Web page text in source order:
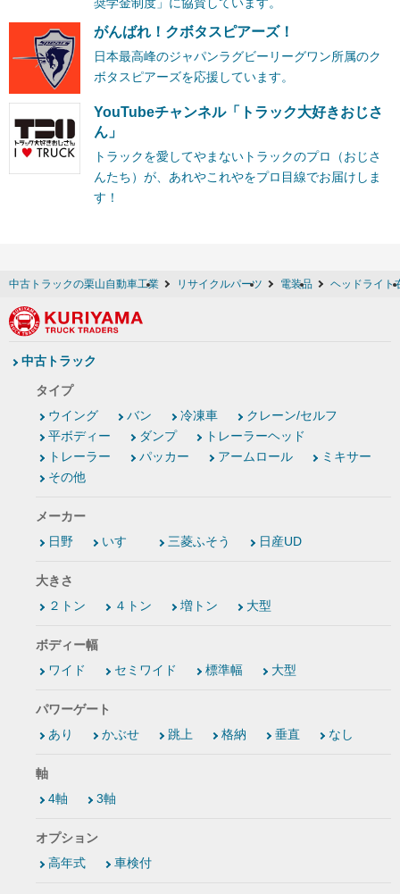
がんばれ！クボタスピアーズ！
日本最高峰のジャパンラグビーリーグワン所属のク
ボタスピアーズを応援しています。
YouTubeチャンネル「トラック大好きおじさ
ん」
トラックを愛してやまないトラックのプロ（おじさ
んたち）が、あれやこれやをプロ目線でお届けしま
す！
中古トラックの栗山自動車工業 リサイクルパーツ 電装品 ヘッドライト
中古トラック
タイプ
ウイング
バン 冷凍車
クレーン/セルフ
平ボディー
ダンプ
トレーラーヘッド
トレーラー
パッカー アームロール
ミキサー
その他
メーカー
日野
いすゞ 三菱ふそう 日産UD
大きさ
２トン
４トン 増トン 大型
ボディー幅
ワイド
セミワイド 標準幅 大型
パワーゲート
あり
かぶせ 跳上 格納 垂直 なし
軸
4軸
3軸
オプション
高年式
車検付